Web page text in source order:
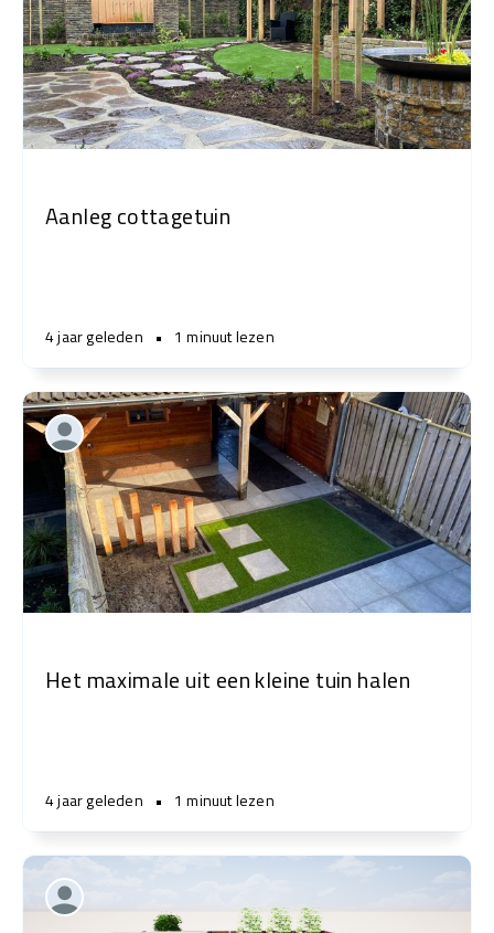
Aanleg cottagetuin
4 jaar geleden • 1 minuut lezen
Het maximale uit een kleine tuin halen
4 jaar geleden • 1 minuut lezen